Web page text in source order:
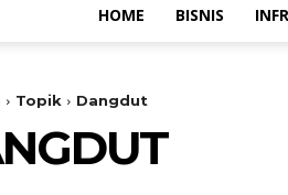
HOME BISNIS
Topik Dangdut